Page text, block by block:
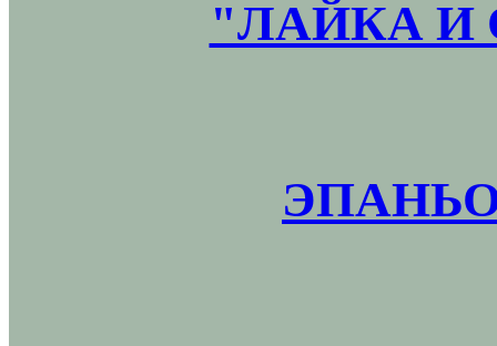
"ЛАЙКА И